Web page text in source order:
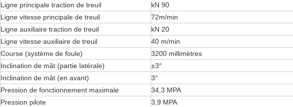
Ligne principale traction de treuil
kN 90
Ligne vitesse principale de treuil
72m/min
Ligne auxiliaire traction de treuil
kN 20
Ligne vitesse auxiliaire de treuil
40 m/min
Course (système de foule)
3200 millimètres
Inclination de mât (partie latérale)
±3°
Inclination de mât (en avant)
3°
Pression de fonctionnement maximale
34,3 MPA
Pression pilote
3,9 MPA